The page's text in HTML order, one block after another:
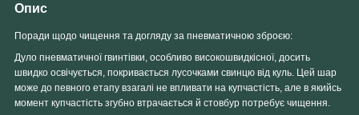
Опис
Поради щодо чищення та догляду за пневматичною зброєю:
Дуло пневматичної гвинтівки, особливо високошвидкісної, досить
швидко освічується, покривається лусочками свинцю від куль. Цей шар
може до певного етапу взагалі не впливати на купчастість, але в якийсь
момент купчастість згубно втрачається й стовбур потребує чищення.